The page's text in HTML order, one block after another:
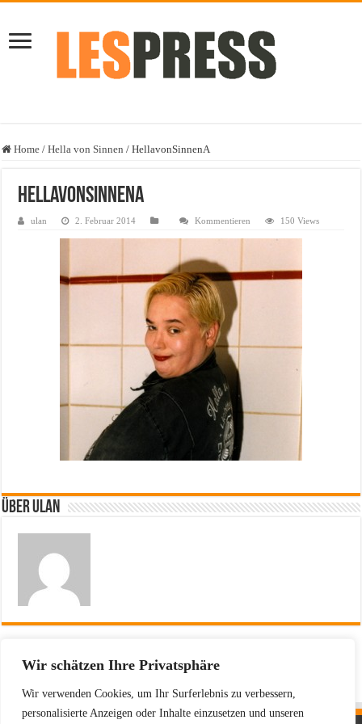
Wir schätzen Ihre Privatsphäre
Wir verwenden Cookies, um Ihr Surferlebnis zu verbessern,
personalisierte Anzeigen oder Inhalte einzusetzen und unseren
Home / Hella von Sinnen / HellavonSinnenA
HellavonSinnenA
ulan 2. Februar 2014 Kommentieren 150 Views
Über ulan
Hella von Sinnen